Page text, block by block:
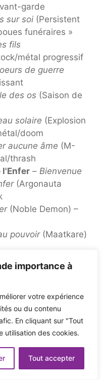
importance à
votre expérience
ou du contenu
En cliquant sur "Tout
utilisation des cookies.
Tout accepter
garde
sur soi (Persistent
funéraires »
fils
métal progressif
de guerre
des os (Saison de
solaire (Explosion
doom
aucune âme (M-
thrash
l'Enfer – Bienvenue
(Argonauta
(Noble Demon) –
pouvoir(Maatkare)
lourdes
– Death
Le périapte de
Records) –
doom
maître est à